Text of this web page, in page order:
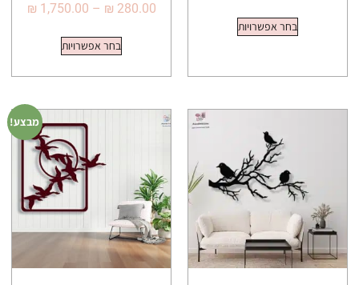
בחר אפשרויות
₪ 280.00
–
₪ 1,750.00
בחר אפשרויות
מבצע!